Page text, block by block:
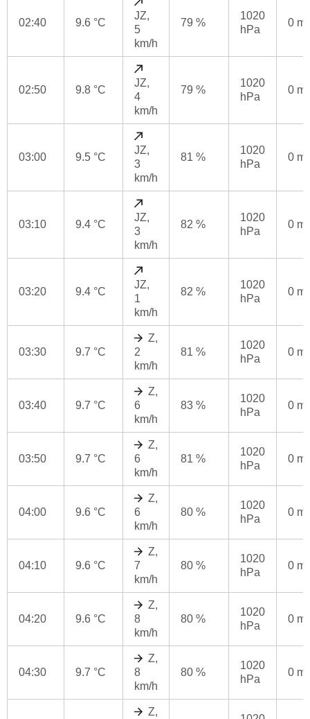
02:40 9.6 °C
JZ,
5
km/h
79 %
1020
hPa
0
02:50 9.8 °C
JZ,
4
km/h
79 %
1020
hPa
0
03:00 9.5 °C
JZ,
3
km/h
81 %
1020
hPa
0
03:10 9.4 °C
JZ,
3
km/h
82 %
1020
hPa
0
03:20 9.4 °C
JZ,
1
km/h
82 %
1020
hPa
0
03:30 9.7 °C
Z,
2
km/h
81 %
1020
hPa
0
03:40 9.7 °C
Z,
6
km/h
83 %
1020
hPa
0
03:50 9.7 °C
Z,
6
km/h
81 %
1020
hPa
0
04:00 9.6 °C
Z,
6
km/h
80 %
1020
hPa
0
04:10 9.6 °C
Z,
7
km/h
80 %
1020
hPa
0
04:20 9.6 °C
Z,
8
km/h
80 %
1020
hPa
0
04:30 9.7 °C
Z,
8
km/h
80 %
1020
hPa
0
Z,